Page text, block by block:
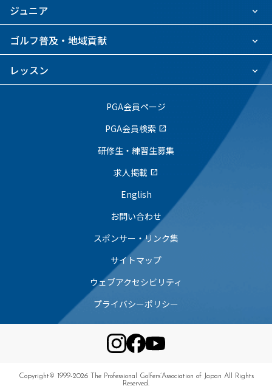
ジュニア
ゴルフ普及・地域貢献
レッスン
PGA会員ページ
PGA会員検索 open_in_new
研修生・練習生募集
求人掲載 open_in_new
English
お問い合わせ
スポンサー・リンク集
サイトマップ
ウェブアクセシビリティ
プライバシーポリシー
Copyright© 1999-2026 The Professional Golfers’Association of Japan All Rights
Reserved.